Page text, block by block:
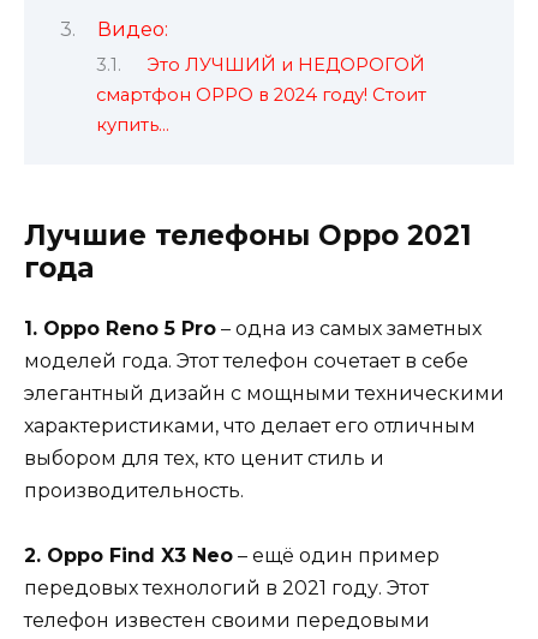
Видео:
Это ЛУЧШИЙ и НЕДОРОГОЙ
смартфон OPPO в 2024 году! Стоит
купить…
Лучшие телефоны Oppo 2021
года
1. Oppo Reno 5 Pro – одна из самых заметных
моделей года. Этот телефон сочетает в себе
элегантный дизайн с мощными техническими
характеристиками, что делает его отличным
выбором для тех, кто ценит стиль и
производительность.
2. Oppo Find X3 Neo – ещё один пример
передовых технологий в 2021 году. Этот
телефон известен своими передовыми